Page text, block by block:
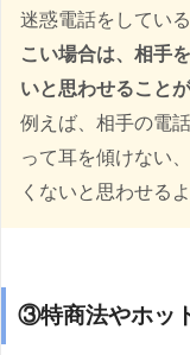
迷惑電話をしてい
こい場合は、相手
いと思わせること
例えば、相手の電
って耳を傾けない
くないと思わせる
③特商法やホッ